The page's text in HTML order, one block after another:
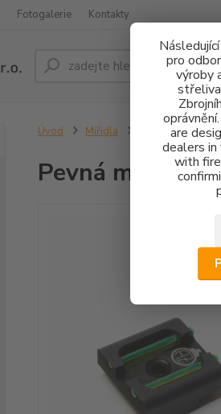
pro
výroby
are
dealers
with
Fotogalerie Kontakty
Úvod Mířidla Pevná mířidla
Pevná mířidla